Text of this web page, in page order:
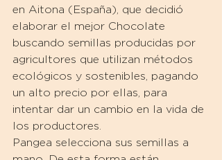
en Aitona (España), que decidió
elaborar el mejor Chocolate
buscando semillas producidas por
agricultores que utilizan métodos
ecológicos y sostenibles, pagando
un alto precio por ellas, para
intentar dar un cambio en la vida de
los productores.
Pangea selecciona sus semillas a